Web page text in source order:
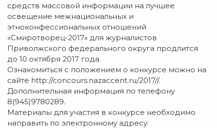
средств массовой информации на лучшее
освещение межнациональных и
этноконфессиональных отношений
«Смиротворец-2017» для журналистов
Приволжского федерального округа продлится
до 10 октября 2017 года.
Ознакомиться с положением о конкурсе можно на
сайте http://concours.nazaccent.ru/2017//.
Дополнительная информация по телефону
8(945)9780289.
Материалы для участия в конкурсе необходимо
направить по электронному адресу: